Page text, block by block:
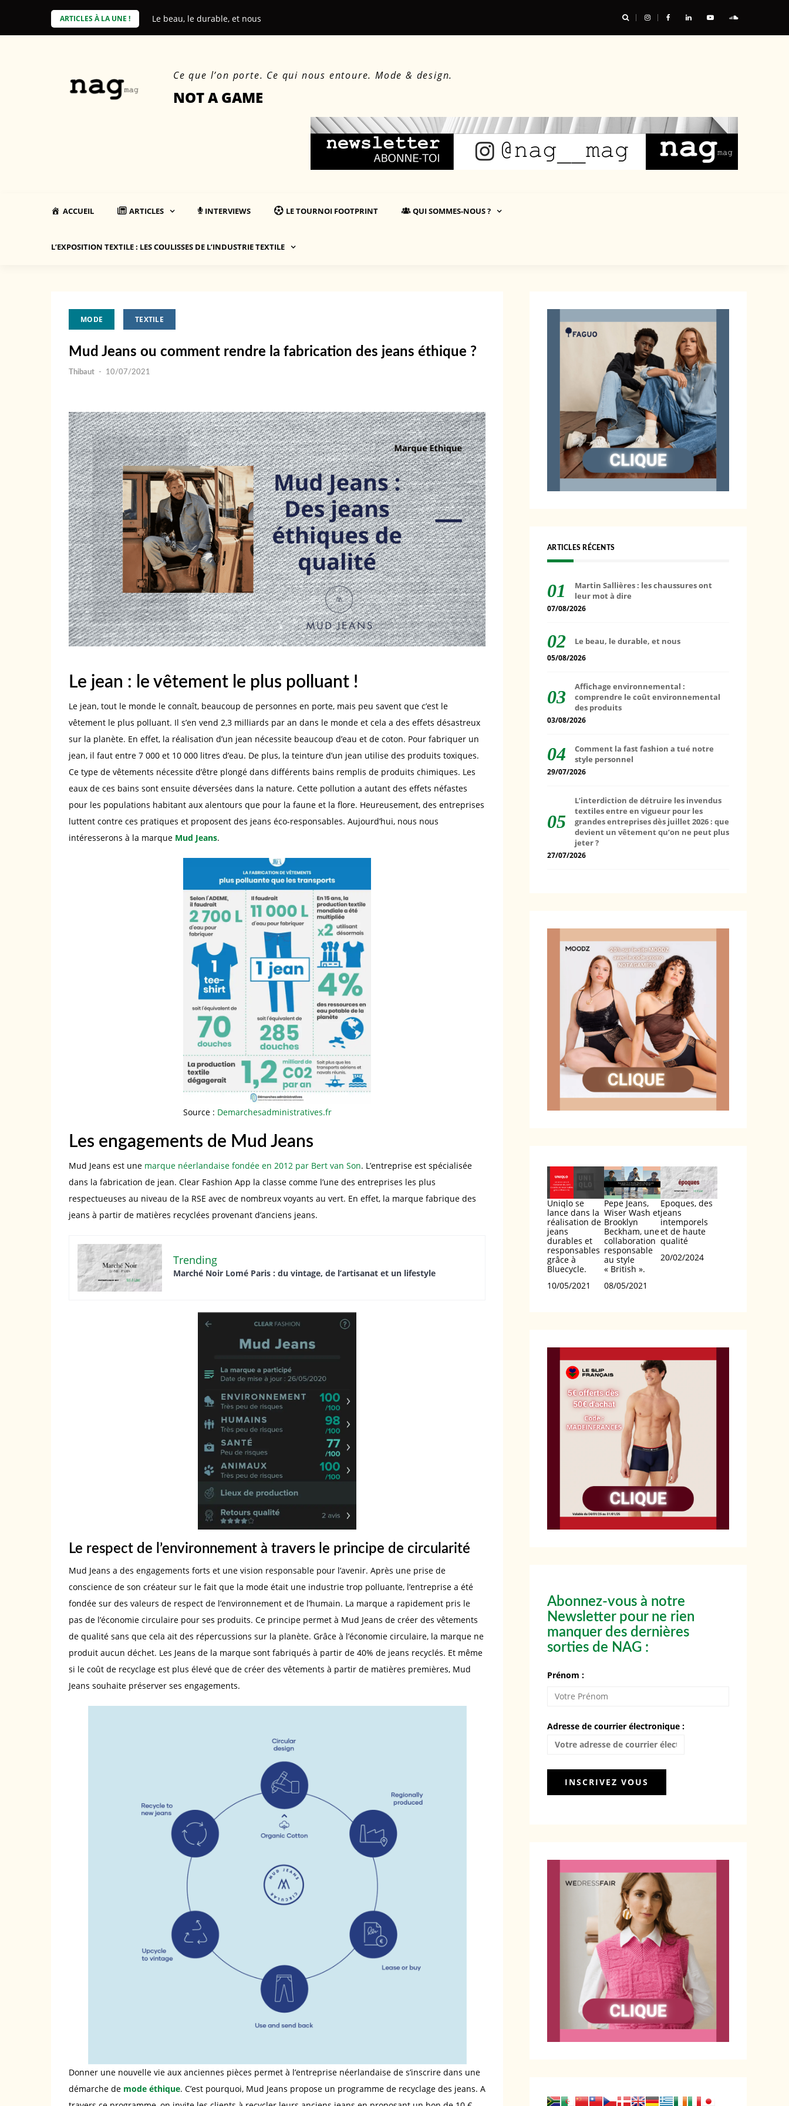
ARTICLES À LA UNE ! Le beau, le durable, et nous
Affichage environnemental : comprendre le coût environnemental des produits Martin Sallières : les chaussures ont leur mot à dire
Ce que l’on porte. Ce qui nous entoure. Mode & design.
NOT A GAME
ACCUEIL ARTICLES INTERVIEWS LE TOURNOI FOOTPRINT QUI SOMMES-NOUS ?
L’EXPOSITION TEXTILE : LES COULISSES DE L’INDUSTRIE TEXTILE
MODE TEXTILE
Mud Jeans ou comment rendre la fabrication des jeans éthique ?
Thibaut - 10/07/2021
Le jean : le vêtement le plus polluant !
Le jean, tout le monde le connaît, beaucoup de personnes en porte, mais peu savent que c’est le
vêtement le plus polluant. Il s’en vend 2,3 milliards par an dans le monde et cela a des effets désastreux
sur la planète. En effet, la réalisation d’un jean nécessite beaucoup d’eau et de coton. Pour fabriquer un
jean, il faut entre 7 000 et 10 000 litres d’eau. De plus, la teinture d’un jean utilise des produits toxiques.
Ce type de vêtements nécessite d’être plongé dans différents bains remplis de produits chimiques. Les
eaux de ces bains sont ensuite déversées dans la nature. Cette pollution a autant des effets néfastes
pour les populations habitant aux alentours que pour la faune et la flore. Heureusement, des entreprises
luttent contre ces pratiques et proposent des jeans éco-responsables. Aujourd’hui, nous nous
intéresserons à la marque Mud Jeans.
Source : Demarchesadministratives.fr
Les engagements de Mud Jeans
Mud Jeans est une marque néerlandaise fondée en 2012 par Bert van Son. L’entreprise est spécialisée
dans la fabrication de jean. Clear Fashion App la classe comme l’une des entreprises les plus
respectueuses au niveau de la RSE avec de nombreux voyants au vert. En effet, la marque fabrique des
jeans à partir de matières recyclées provenant d’anciens jeans.
Trending
Marché Noir Lomé Paris : du vintage, de l’artisanat et un lifestyle
Le respect de l’environnement à travers le principe de circularité
Mud Jeans a des engagements forts et une vision responsable pour l’avenir. Après une prise de
conscience de son créateur sur le fait que la mode était une industrie trop polluante, l’entreprise a été
fondée sur des valeurs de respect de l’environnement et de l’humain. La marque a rapidement pris le
pas de l’économie circulaire pour ses produits. Ce principe permet à Mud Jeans de créer des vêtements
de qualité sans que cela ait des répercussions sur la planète. Grâce à l’économie circulaire, la marque ne
produit aucun déchet. Les Jeans de la marque sont fabriqués à partir de 40% de jeans recyclés. Et même
si le coût de recyclage est plus élevé que de créer des vêtements à partir de matières premières, Mud
Jeans souhaite préserver ses engagements.
Donner une nouvelle vie aux anciennes pièces permet à l’entreprise néerlandaise de s’inscrire dans une
démarche de mode éthique. C’est pourquoi, Mud Jeans propose un programme de recyclage des jeans. A
ARTICLES RÉCENTS
Martin Sallières : les chaussures ont
leur mot à dire
07/08/2026
Le beau, le durable, et nous
05/08/2026
Affichage environnemental :
comprendre le coût environnemental
des produits
03/08/2026
Comment la fast fashion a tué notre
style personnel
29/07/2026
L’interdiction de détruire les invendus
textiles entre en vigueur pour les
grandes entreprises dès juillet 2026 : que
devient un vêtement qu’on ne peut plus
jeter ?
27/07/2026
Uniqlo se
lance dans la
réalisation de
jeans
durables et
responsables
grâce à
Bluecycle.
Date
10/05/2021
Pepe Jeans,
Wiser Wash et
Brooklyn
Beckham, une
collaboration
responsable
au style
« British ».
Date
08/05/2021
Epoques, des
jeans
intemporels
et de haute
qualité
Date
20/02/2024
Abonnez-vous à notre
Newsletter pour ne rien
manquer des dernières
sorties de NAG :
Prénom :
Adresse de courrier électronique :